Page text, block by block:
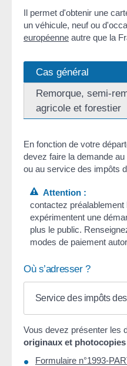
Il permet d'obtenir une
un véhicule, neuf ou
européenne autre que la
Cas général
Remorque, semi-
agricole et forestier
En fonction de votre
devez faire la demande
ou au service des impôts
Attention :
contactez
expérimentent une
plus le public.
modes de paiement
Où s’adresser ?
Service des impôts
Vous devez présenter les
originaux et photocopies
Formulaire n°1993-